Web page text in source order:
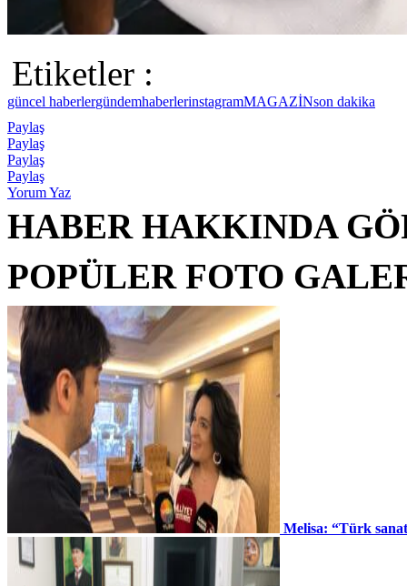
Etiketler :
güncel haberlergündemhaberlerinstagramMAGAZİNson dakika
Paylaş
Paylaş
Paylaş
Paylaş
Yorum Yaz
HABER HAKKINDA
POPÜLER FOTO
Melisa: “Türk